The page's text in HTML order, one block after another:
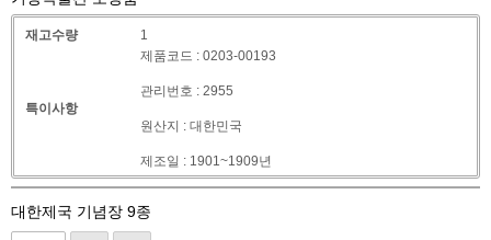
재고수량 1
특이사항
제품코드 : 0203-00193
관리번호 : 2955
원산지 : 대한민국
제조일 : 1901~1909년
대한제국 기념장 9종